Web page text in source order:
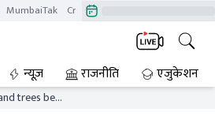
MumbaiTak CrimeTak
न्यूज़ राजनीति एजुकेशन